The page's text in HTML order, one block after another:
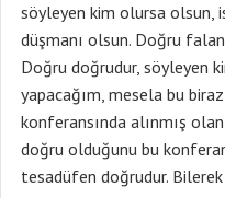
söyleyen kim olursa olsun,
düşmanı olsun. Doğru
Doğru doğrudur, söyleyen
yapacağım, mesela bu
konferansında alınmış
doğru olduğunu bu
tesadüfen doğrudur.